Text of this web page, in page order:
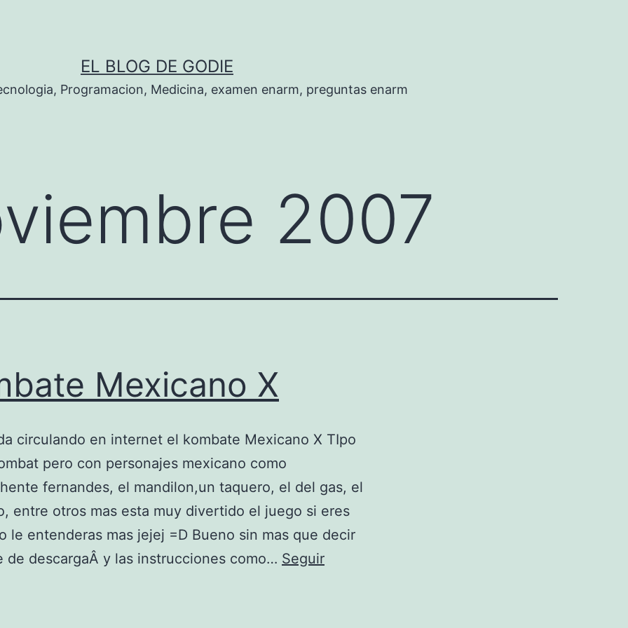
EL BLOG DE GODIE
Programacion, Medicina, examen enarm, preguntas enarm
2007
Mexicano X
circulando en internet el kombate Mexicano X TIpo
pero con personajes mexicano como
fernandes, el mandilon,un taquero, el del gas, el
entre otros mas esta muy divertido el juego si eres
le entenderas mas jejej =D Bueno sin mas que decir
de descargaÂ y las instrucciones como… Seguir